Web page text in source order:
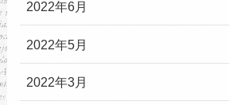
2022年6月
2022年5月
2022年3月